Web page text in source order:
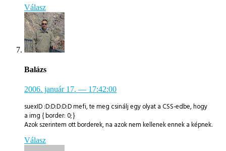
Válasz
Balázs
2006. január 17. — 17:42:00
suexID :D:D:D:D:D mefi, te meg csinálj egy olyat a CSS-edbe, hogy
a img { border: 0; }
Azok szerintem ott borderek, na azok nem kellenek ennek a képnek.
Válasz